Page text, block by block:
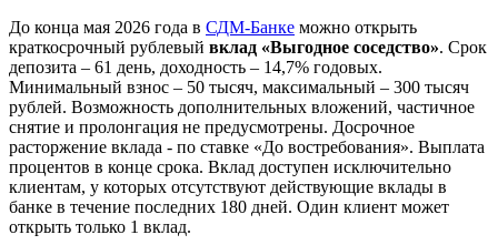
До конца мая 2026 года в СДМ-Банке можно открыть
краткосрочный рублевый вклад «Выгодное соседство». Срок
депозита – 61 день, доходность – 14,7% годовых.
Минимальный взнос – 50 тысяч, максимальный – 300 тысяч
рублей. Возможность дополнительных вложений, частичное
снятие и пролонгация не предусмотрены. Досрочное
расторжение вклада - по ставке «До востребования». Выплата
процентов в конце срока. Вклад доступен исключительно
клиентам, у которых отсутствуют действующие вклады в
банке в течение последних 180 дней. Один клиент может
открыть только 1 вклад.